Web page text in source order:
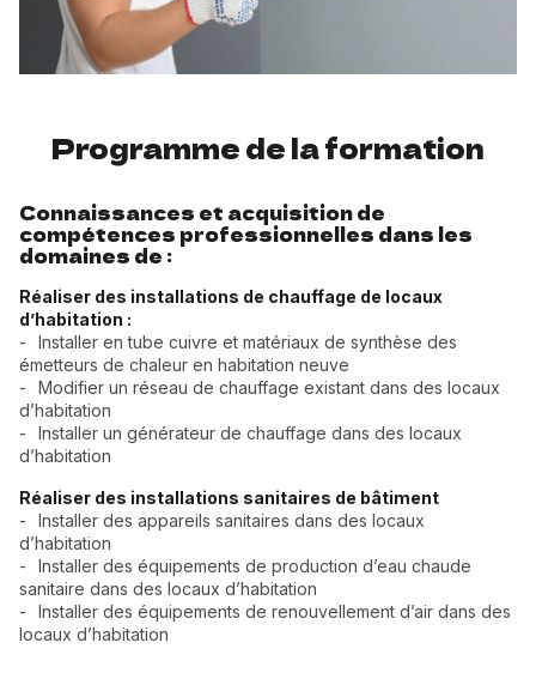
Programme de la formation
Connaissances et acquisition de
compétences professionnelles dans les
domaines de :
Réaliser des installations de chauffage de locaux
d’habitation :
Installer en tube cuivre et matériaux de synthèse des
émetteurs de chaleur en habitation neuve
Modifier un réseau de chauffage existant dans des locaux
d’habitation
Installer un générateur de chauffage dans des locaux
d’habitation
Réaliser des installations sanitaires de bâtiment
Installer des appareils sanitaires dans des locaux
d’habitation
Installer des équipements de production d’eau chaude
sanitaire dans des locaux d’habitation
Installer des équipements de renouvellement d’air dans des
locaux d’habitation